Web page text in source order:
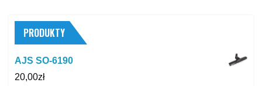
PRODUKTY
AJS SO-6190
20,00zł